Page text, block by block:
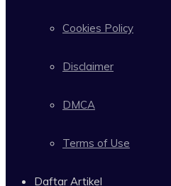
Cookies Policy
Disclaimer
DMCA
Terms of Use
Daftar Artikel